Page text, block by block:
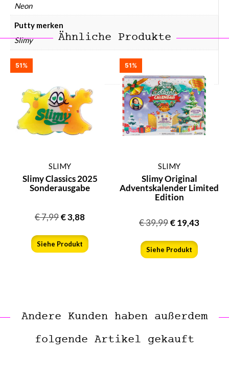
Neon
Putty merken
Slimy
Putty soort
Slijm
Ähnliche Produkte
51%
SLIMY
Slimy Classics 2025
Sonderausgabe
€7,99€3,88
Siehe Produkt
51%
SLIMY
Slimy Original
Adventskalender Limited
Edition
€39,99€19,43
Siehe Produkt
Andere Kunden haben außerdem
folgende Artikel gekauft